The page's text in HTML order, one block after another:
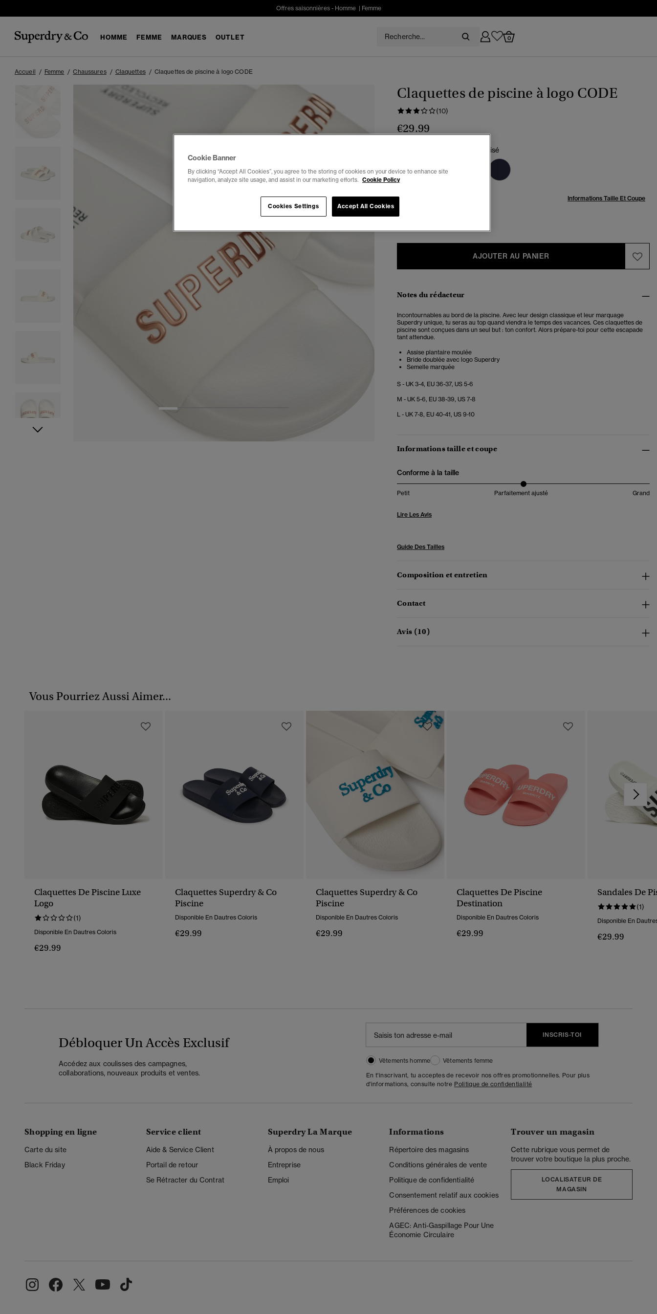
Offres saisonnières - Homme| Femme
HOMME FEMME MARQUES OUTLET 0
Accueil Femme Chaussures Claquettes Claquettes de piscine à logo CODE
Claquettes de piscine à logo CODE
(10)
€29.99
optic/or rose métallisé
Choisis Taille: Informations Taille Et Coupe
AJOUTER AU PANIER
Notes du rédacteur
Incontournables au bord de la piscine. Avec leur design classique et leur marquage
Superdry unique, tu seras au top quand viendra le temps des vacances. Ces claquettes de
piscine sont conçues dans un seul but : ton confort. Alors prépare-toi pour cette escapade
tant attendue.
Assise plantaire moulée
Bride doublée avec logo Superdry
Semelle marquée
S - UK 3-4, EU 36-37, US 5-6
M - UK 5-6, EU 38-39, US 7-8
L - UK 7-8, EU 40-41, US 9-10
Informations taille et coupe
Conforme à la taille
Petit Parfaitement ajusté Grand
Lire Les Avis
Guide Des Tailles
Composition et entretien
Contact
Avis (10)
Vous Pourriez Aussi Aimer...
Claquettes De Piscine Luxe
Logo
(1)
Disponible En Dautres Coloris
€29.99
Claquettes Superdry & Co
Piscine
Disponible En Dautres Coloris
€29.99
Claquettes Superdry & Co
Piscine
Disponible En Dautres Coloris
€29.99
Claquettes De Piscine
Destination
Disponible En Dautres Coloris
€29.99
Sandales De
(1)
Disponible En
€29.99
Débloquer Un Accès Exclusif
Accédez aux coulisses des campagnes,
collaborations, nouveaux produits et ventes.
INSCRIS-TOI
Vêtements homme
Vêtements femme
En t'inscrivant, tu acceptes de recevoir nos offres promotionnelles. Pour plus
d'informations, consulte notre Politique de confidentialité
Shopping en ligne
Carte du site
Black Friday
Service client
Aide & Service Client
Portail de retour
Se Rétracter du Contrat
Superdry La Marque
À propos de nous
Entreprise
Emploi
Informations
Répertoire des magasins
Conditions générales de vente
Politique de confidentialité
Consentement relatif aux cookies
Préférences de cookies
AGEC: Anti-Gaspillage Pour Une
Économie Circulaire
Trouver un magasin
Cette rubrique vous permet de
trouver votre boutique la plus proche.
LOCALISATEUR DE
MAGASIN
Cookie Banner
By clicking “Accept All Cookies”, you agree to the storing of cookies on your device to enhance site
navigation, analyze site usage, and assist in our marketing efforts. Cookie Policy
Cookies Settings Accept All Cookies